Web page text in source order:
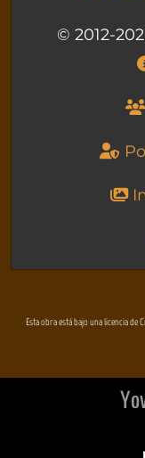
© 2012-
Esta obra está bajo una licencia